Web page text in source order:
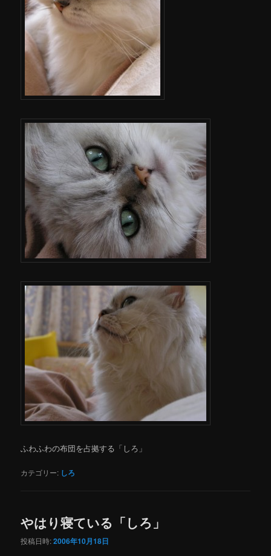
ふわふわの布団を占拠する「しろ」
カテゴリー: しろ
やはり寝ている「しろ」
投稿日時:2006年10月18日